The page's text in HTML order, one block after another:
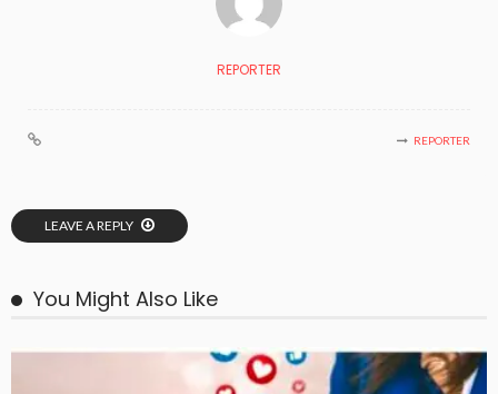
REPORTER
REPORTER
LEAVE A REPLY
You Might Also Like